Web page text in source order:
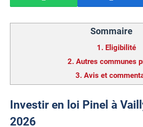
Sommaire
1. Eligibilité
2. Autres communes
3. Avis et
Investir en loi Pinel à
2026